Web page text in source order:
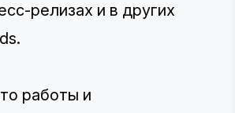
релизах и в других
работы и